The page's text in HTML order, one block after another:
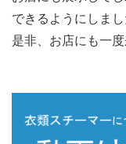
できるようにしまし
是非、お店にも一